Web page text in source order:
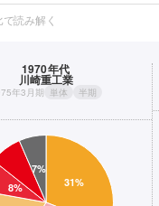
読み解く
1970年代
川崎重工業
年3月期 単体 半期